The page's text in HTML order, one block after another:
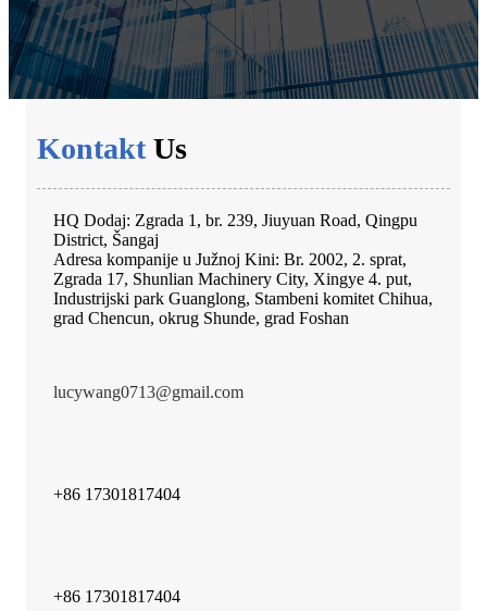
KontaktUs
HQ Dodaj: Zgrada 1, br. 239, Jiuyuan Road, Qingpu
District, Šangaj
Adresa kompanije u Južnoj Kini: Br. 2002, 2. sprat,
Zgrada 17, Shunlian Machinery City, Xingye 4. put,
Industrijski park Guanglong, Stambeni komitet Chihua,
grad Chencun, okrug Shunde, grad Foshan
lucywang0713@gmail.com
+86 17301817404
+86 17301817404